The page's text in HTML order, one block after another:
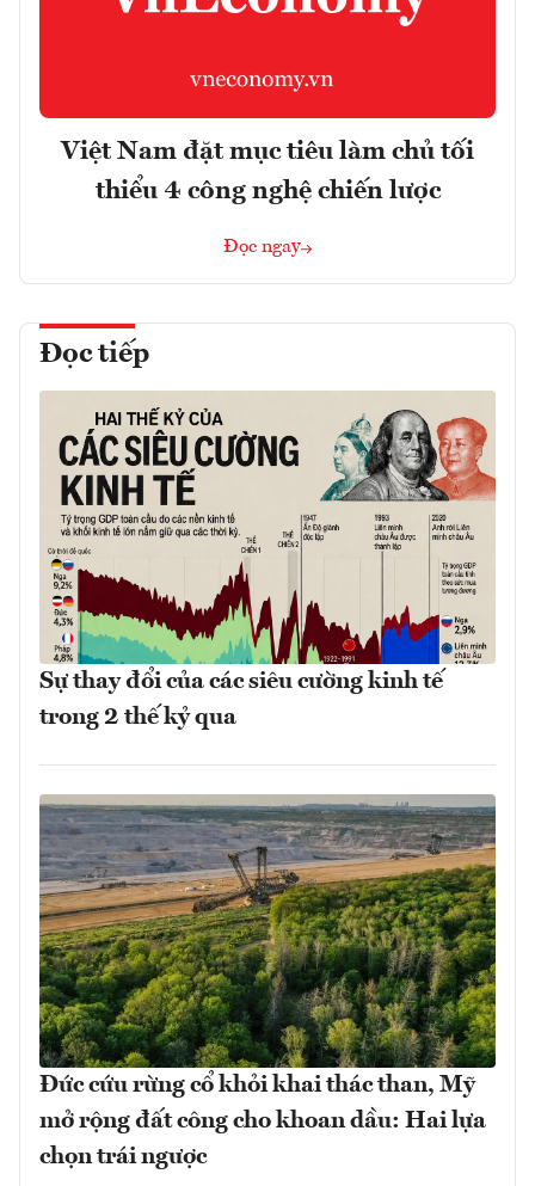
Việt Nam đặt mục tiêu làm chủ tối
thiểu 4 công nghệ chiến lược
Đọc ngay
Đọc tiếp
Sự thay đổi của các siêu cường kinh tế
trong 2 thế kỷ qua
Đức cứu rừng cổ khỏi khai thác than, Mỹ
mở rộng đất công cho khoan dầu: Hai lựa
chọn trái ngược